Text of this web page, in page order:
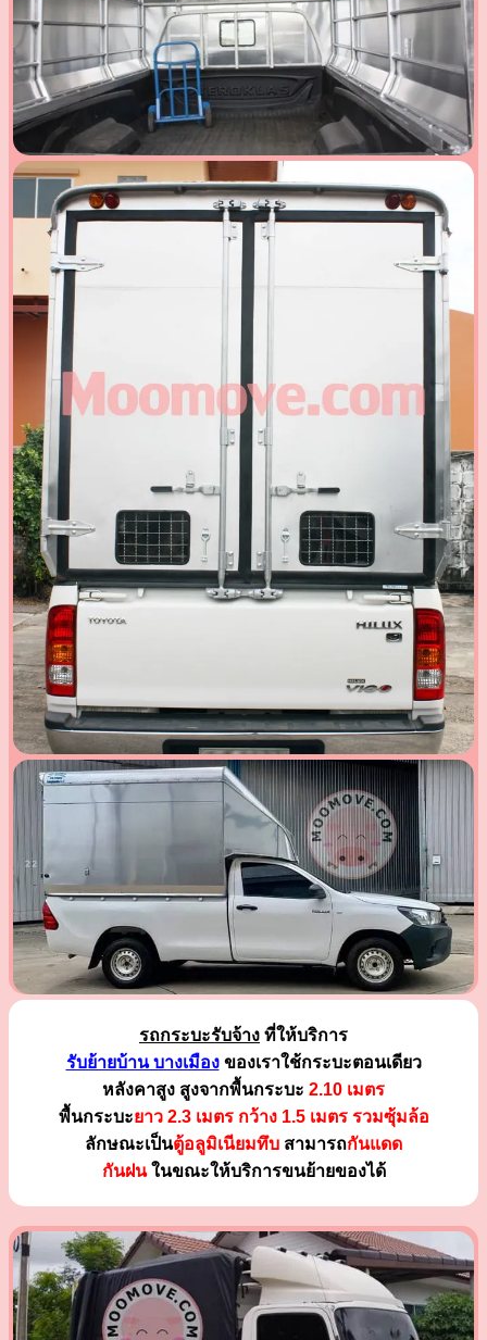
รถกระบะรับจ้าง ที่ให้บริการ
รับย้ายบ้าน บางเมืองของเราใช้กระบะตอนเดียว
หลังคาสูง สูงจากพื้นกระบะ 2.10 เมตร
พื้นกระบะยาว 2.3 เมตร กว้าง 1.5 เมตร รวมซุ้มล้อ
ลักษณะเป็นตู้อลูมิเนียมทึบ สามารถกันแดด
กันฝนในขณะให้บริการขนย้ายของได้